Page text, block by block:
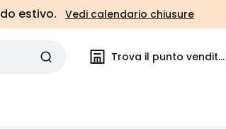
estivo. Vedi calendario chiusure
Trova il punto vendita